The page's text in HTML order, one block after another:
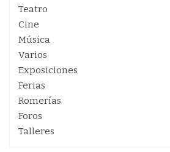
Teatro
Cine
Música
Varios
Exposiciones
Ferias
Romerías
Foros
Talleres